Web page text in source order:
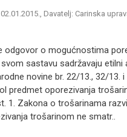
Davatelj: Carinska
odgovor o mogućnostima
sastavu sadržavaju etilni
novine br. 22/13., 32/
predmet oporezivanja
1. Zakona o trošarinama
trošarinom ne smatr..